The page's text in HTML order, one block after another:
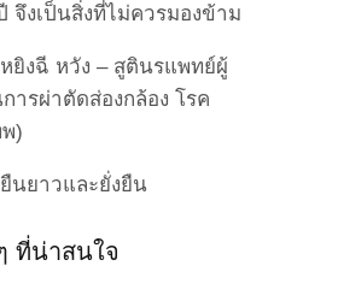
จึงเป็นสิ่งที่ไม่ควรมองข้าม
ยิงฉี หวัง – สูตินรแพทย์ผู้
ารผ่าตัดส่องกล้อง โรค
)
นยาวและยั่งยืน
ที่น่าสนใจ